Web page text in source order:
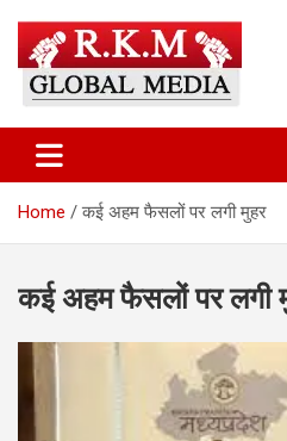
content
Latest Hindi
News – RKM
and the World
Home कई अहम फैसलों पर लगी मुहर
कई अहम फैसलों पर लगी